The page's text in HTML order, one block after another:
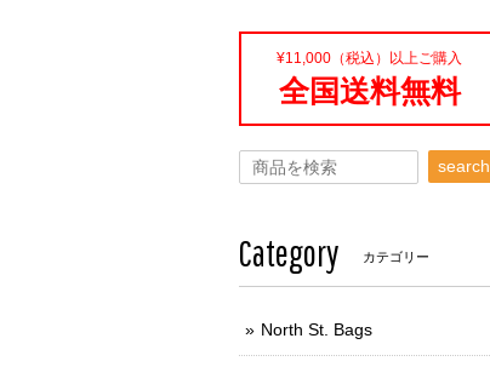
¥11,000（税込）以上ご購入
全国送料無料
search
Category カテゴリー
North St. Bags